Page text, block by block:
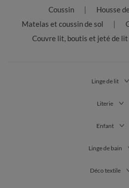
Coussin
Housse
Matelas et coussin de sol
Couvre lit, boutis et jeté de lit
Linge de lit
Literie
Enfant
Linge de bain
Déco textile